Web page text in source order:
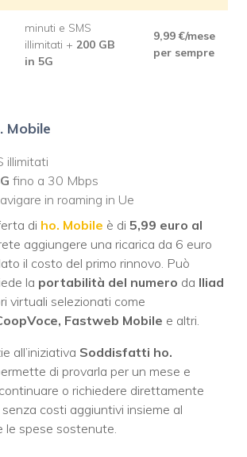
minuti e SMS
illimitati + 200 GB
in 5G
9,99 €/mese
per sempre
Mobile
illimitati
fino a 30 Mbps
in roaming in Ue
di ho. Mobile è di 5,99 euro al
aggiungere una ricarica da 6 euro
il costo del primo rinnovo. Può
la portabilità del numero da Iliad
virtuali selezionati come
Fastweb Mobile e altri.
all’iniziativa Soddisfatti ho.
di provarla per un mese e
o richiedere direttamente
costi aggiuntivi insieme al
spese sostenute.